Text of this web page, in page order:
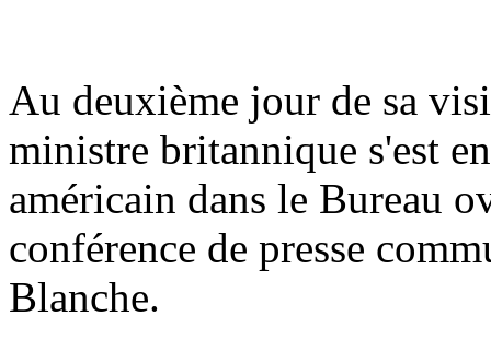
Au deuxième jour de sa
ministre britannique s'est
américain dans le Bureau
conférence de presse
Blanche.